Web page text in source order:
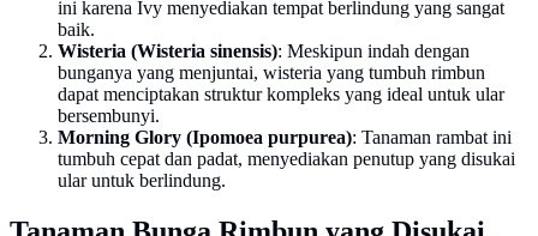
ini karena Ivy menyediakan tempat berlindung yang sangat
baik.
Wisteria (Wisteria sinensis): Meskipun indah dengan
bunganya yang menjuntai, wisteria yang tumbuh rimbun
dapat menciptakan struktur kompleks yang ideal untuk ular
bersembunyi.
Morning Glory (Ipomoea purpurea): Tanaman rambat ini
tumbuh cepat dan padat, menyediakan penutup yang disukai
ular untuk berlindung.